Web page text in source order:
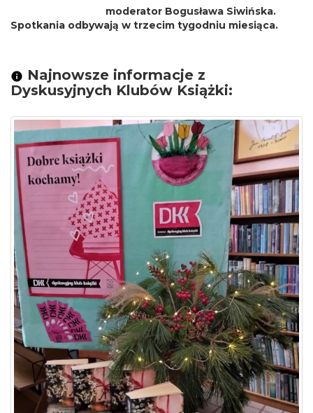
moderator Bogusława Siwińska.
Spotkania odbywają w trzecim tygodniu miesiąca.
Najnowsze informacje z
Dyskusyjnych Klubów Książki: